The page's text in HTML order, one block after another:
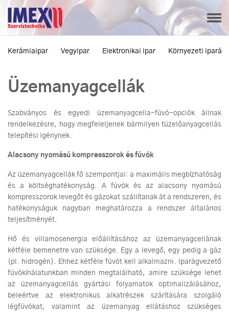
Kerámiaipar Vegyipar Elektronikai ipar Környezeti
Üzemanyagcellák
Szabványos és egyedi üzemanyagcella-fúvó-opciók állnak
rendelkezésre, hogy megfeleljenek bármilyen tüzelőanyagcellás
telepítési igénynek.
Alacsony nyomású kompresszorok és fúvók
Az üzemanyagcellák fő szempontjai: a maximális megbízhatóság
és a költséghatékonyság. A fúvók és az alacsony nyomású
kompresszorok levegőt és gázokat szállítanak át a rendszeren, és
hatékonyságuk nagyban meghatározza a rendszer általános
teljesítményét.
Hő és villamosenergia előállításához az üzemanyagcellának
kétféle bemenetre van szüksége. Egy a levegő, egy pedig a gáz
(pl. hidrogén). Ehhez kétféle fúvót kell alkalmazni. Iparágvezető
fúvókínálatunkban minden megtalálható, amire szüksége lehet
az üzemanyagcellás gyártási folyamatok optimalizálásához,
beleértve az elektronikus alkatrészek szárítására szolgáló
légfúvókat, valamint az üzemanyag ellátáshoz szükséges